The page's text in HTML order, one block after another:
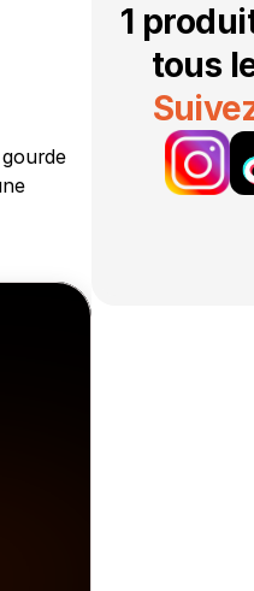
1
tous